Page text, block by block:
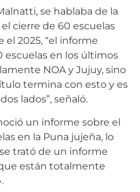
se hablaba de la
el cierre de 60 escuelas
2025, “el informe
escuelas en los últimos
NOA y Jujuy, sino
termina con esto y es
lados”, señaló.
un informe sobre el
en la Puna jujeña, lo
trató de un informe
están totalmente